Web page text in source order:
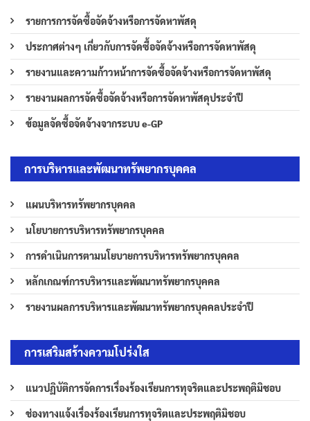
รายการการจัดซื้อจัดจ้างหรือการจัดหาพัสดุ
ประกาศต่างๆ เกี่ยวกับการจัดซื้อจัดจ้างหรือการจัดหาพัสดุ
รายงานและความก้าวหน้าการจัดซื้อจัดจ้างหรือการจัดหาพัสดุ
รายงานผลการจัดซื้อจัดจ้างหรือการจัดหาพัสดุประจำปี
ข้อมูลจัดซื้อจัดจ้างจากระบบ e-GP
การบริหารและพัฒนาทรัพยากรบุคคล
แผนบริหารทรัพยากรบุคคล
นโยบายการบริหารทรัพยากรบุคคล
การดำเนินการตามนโยบายการบริหารทรัพยากรบุคคล
หลักเกณฑ์การบริหารและพัฒนาทรัพยากรบุคคล
รายงานผลการบริหารและพัฒนาทรัพยากรบุคคลประจำปี
การเสริมสร้างความโปร่งใส
แนวปฏิบัติการจัดการเรื่องร้องเรียนการทุจริตและประพฤติมิชอบ
ช่องทางแจ้งเรื่องร้องเรียนการทุจริตและประพฤติมิชอบ